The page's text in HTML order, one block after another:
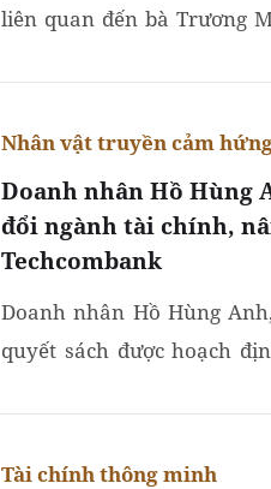
liên quan đến bà Trương
Doanh nhân Hồ Hùng
đổi ngành tài chính,
Techcombank
Nhân vật truyền cảm
Doanh nhân Hồ Hùng
quyết sách được hoạch
Tài chính thông minh